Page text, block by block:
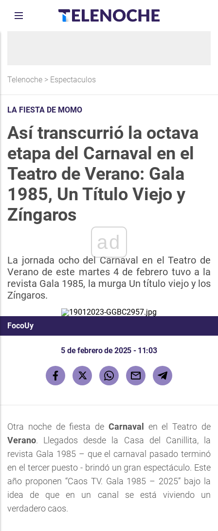
Telenoche > Espectaculos
LA FIESTA DE MOMO
Así transcurrió la octava
etapa del Carnaval en el
Teatro de Verano: Gala
1985, Un Título Viejo y
Zíngaros
ad
La jornada ocho del Carnaval en el Teatro de
Verano de este martes 4 de febrero tuvo a la
revista Gala 1985, la murga Un título viejo y los
Zíngaros.
FocoUy
5 de febrero de 2025 - 11:03
Otra noche de fiesta de Carnaval
en el Teatro de
Verano. Llegados desde la Casa del Canillita, la
revista Gala 1985 – que el carnaval pasado terminó
en el tercer puesto - brindó un gran espectáculo. Este
año proponen “Caos TV. Gala 1985 – 2025” bajo la
idea de que en un canal se está viviendo un
verdadero caos.